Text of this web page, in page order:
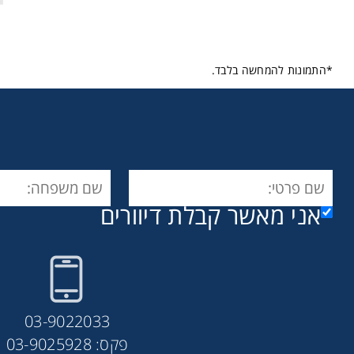
*התמונות להמחשה בלבד.
אני מאשר קבלת דיוורים
03-9022033
פקס: 03-9025928